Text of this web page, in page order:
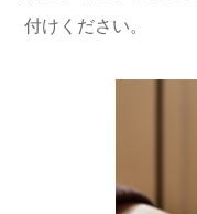
付けください。